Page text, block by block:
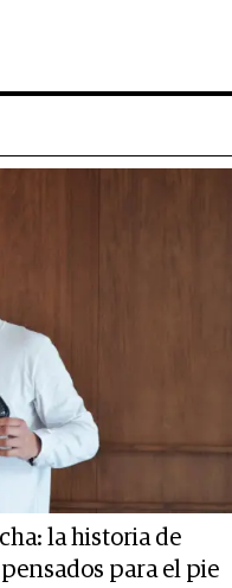
la historia de
para el pie